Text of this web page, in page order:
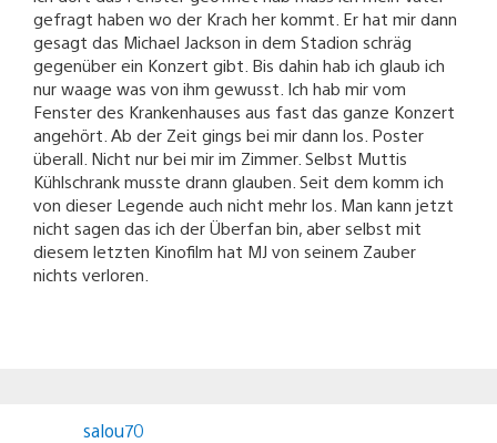
gefragt haben wo der Krach her kommt. Er hat mir dann
gesagt das Michael Jackson in dem Stadion schräg
gegenüber ein Konzert gibt. Bis dahin hab ich glaub ich
nur waage was von ihm gewusst. Ich hab mir vom
Fenster des Krankenhauses aus fast das ganze Konzert
angehört. Ab der Zeit gings bei mir dann los. Poster
überall. Nicht nur bei mir im Zimmer. Selbst Muttis
Kühlschrank musste drann glauben. Seit dem komm ich
von dieser Legende auch nicht mehr los. Man kann jetzt
nicht sagen das ich der Überfan bin, aber selbst mit
diesem letzten Kinofilm hat MJ von seinem Zauber
nichts verloren.
salou70